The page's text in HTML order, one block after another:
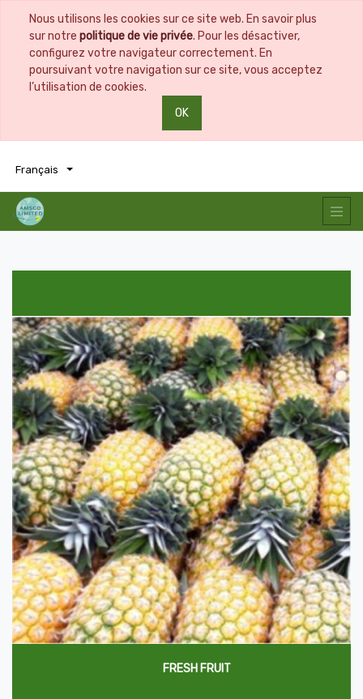
Nous utilisons les cookies sur ce site web. En savoir plus
sur notre politique de vie privée. Pour les désactiver,
configurez votre navigateur correctement. En
poursuivant votre navigation sur ce site, vous acceptez
l’utilisation de cookies.
OK
Français
FRESH FRUIT